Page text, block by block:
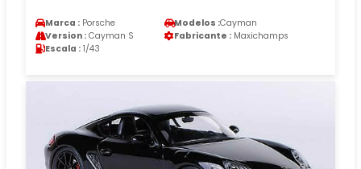
Marca : Porsche Modelos :Cayman
Version : Cayman S Fabricante : Maxichamps
Escala : 1/43